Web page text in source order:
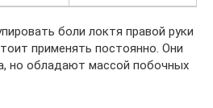
боли локтя правой руки
применять постоянно. Они
но обладают массой побочных